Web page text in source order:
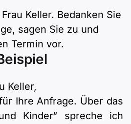
Keller. Bedanken Sie
sagen Sie zu und
Termin vor.
Keller,
Ihre Anfrage. Über das
Kinder“ spreche ich